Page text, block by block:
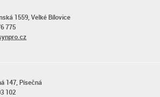
1559, Velké Bílovice
775
147, Písečná
102